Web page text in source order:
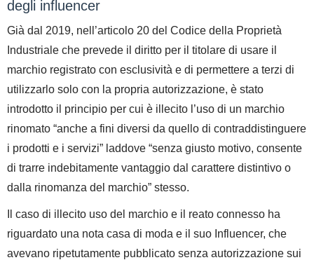
degli influencer
Già dal 2019, nell’articolo 20 del Codice della Proprietà
Industriale che prevede il diritto per il titolare di usare il
marchio registrato con esclusività e di permettere a terzi di
utilizzarlo solo con la propria autorizzazione, è stato
introdotto il principio per cui è illecito l’uso di un marchio
rinomato “anche a fini diversi da quello di contraddistinguere
i prodotti e i servizi” laddove “senza giusto motivo, consente
di trarre indebitamente vantaggio dal carattere distintivo o
dalla rinomanza del marchio” stesso.
Il caso di illecito uso del marchio e il reato connesso ha
riguardato una nota casa di moda e il suo Influencer, che
avevano ripetutamente pubblicato senza autorizzazione sui